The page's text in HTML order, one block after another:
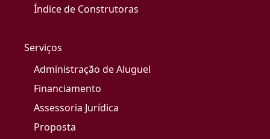
Índice de Construtoras
Serviços
Administração de Aluguel
Financiamento
Assessoria Jurídica
Proposta